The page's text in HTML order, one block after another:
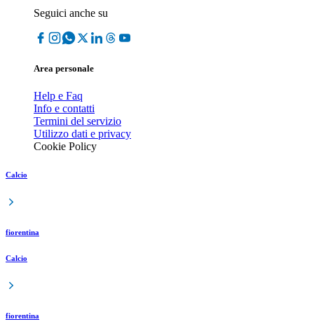
Seguici anche su
Area personale
Help e Faq
Info e contatti
Termini del servizio
Utilizzo dati e privacy
Cookie Policy
Calcio
fiorentina
Calcio
fiorentina